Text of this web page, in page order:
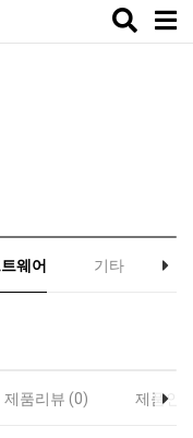
Toggle
웨어 기타
제품리뷰 (0) 제품인